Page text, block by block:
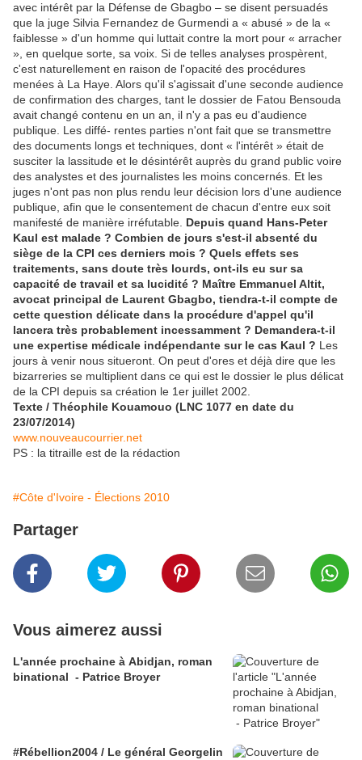
avec intérêt par la Défense de Gbagbo – se disent persuadés
que la juge Silvia Fernandez de Gurmendi a « abusé » de la «
faiblesse » d'un homme qui luttait contre la mort pour « arracher
», en quelque sorte, sa voix. Si de telles analyses prospèrent,
c'est naturellement en raison de l'opacité des procédures
menées à La Haye. Alors qu'il s'agissait d'une seconde audience
de confirmation des charges, tant le dossier de Fatou Bensouda
avait changé contenu en un an, il n'y a pas eu d'audience
publique. Les diffé- rentes parties n'ont fait que se transmettre
des documents longs et techniques, dont « l'intérêt » était de
susciter la lassitude et le désintérêt auprès du grand public voire
des analystes et des journalistes les moins concernés. Et les
juges n'ont pas non plus rendu leur décision lors d'une audience
publique, afin que le consentement de chacun d'entre eux soit
manifesté de manière irréfutable. Depuis quand Hans-Peter
Kaul est malade ? Combien de jours s'est-il absenté du
siège de la CPI ces derniers mois ? Quels effets ses
traitements, sans doute très lourds, ont-ils eu sur sa
capacité de travail et sa lucidité ? Maître Emmanuel Altit,
avocat principal de Laurent Gbagbo, tiendra-t-il compte de
cette question délicate dans la procédure d'appel qu'il
lancera très probablement incessamment ? Demandera-t-il
une expertise médicale indépendante sur le cas Kaul ? Les
jours à venir nous situeront. On peut d'ores et déjà dire que les
bizarreries se multiplient dans ce qui est le dossier le plus délicat
de la CPI depuis sa création le 1er juillet 2002.
Texte / Théophile Kouamouo (LNC 1077 en date du
23/07/2014)
www.nouveaucourrier.net
PS : la titraille est de la rédaction
#Côte d'Ivoire - Élections 2010
Partager
Vous aimerez aussi
L'année prochaine à Abidjan, roman
binational - Patrice Broyer
#Rébellion2004 / Le général Georgelin